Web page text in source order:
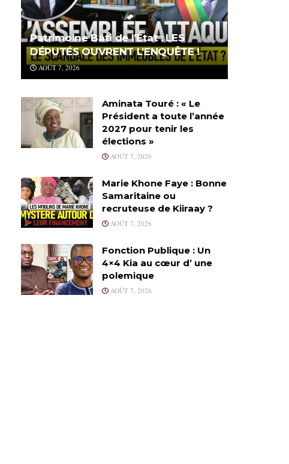
Patrimoine Bâti de l’État : LES
DÉPUTÉS OUVRENT L’ENQUÊTE !
AOÛT 7, 2026
Aminata Touré : « Le
Président a toute l’année
2027 pour tenir les
élections »
AOÛT 7, 2026
Marie Khone Faye : Bonne
Samaritaine ou
recruteuse de Kiiraay ?
AOÛT 7, 2026
Fonction Publique : Un
4×4 Kia au cœur d’ une
polemique
AOÛT 7, 2026